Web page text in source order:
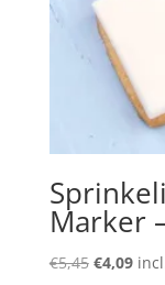
Marker
€5,45 €4,09